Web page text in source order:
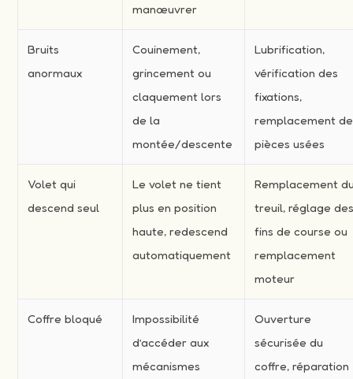
manœuvrer
Bruits
anormaux
Couinement,
grincement ou
claquement lors
de la
montée/descente
Lubrification,
vérification des
fixations,
remplacement de
pièces usées
Volet qui
descend seul
Le volet ne tient
plus en position
haute, redescend
automatiquement
Remplacement
treuil, réglage
fins de course ou
remplacement
moteur
Coffre bloqué
Impossibilité
d’accéder aux
mécanismes
Ouverture
sécurisée du
coffre, réparation